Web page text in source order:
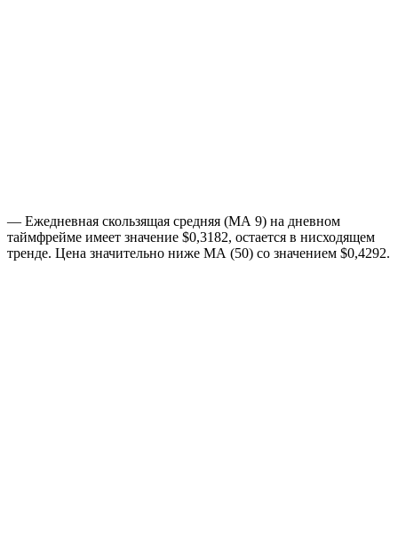
— Ежедневная скользящая средняя (МА 9) на дневном
таймфрейме имеет значение $0,3182, остается в нисходящем
тренде. Цена значительно ниже МА (50) со значением $0,4292.